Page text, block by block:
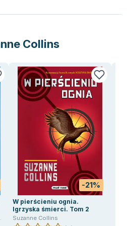
Collins
Malgorzata Hesko-Kołodzińska
-21%
W pierścieniu ognia.
Igrzyska śmierci. Tom 2
Suzanne Collins